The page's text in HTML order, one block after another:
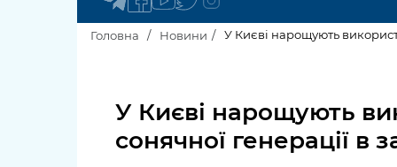
Київська міська рада
послуги
Пільги,
Головна Новини У Києві нарощують
У Києві нарощують
сонячної генерації в